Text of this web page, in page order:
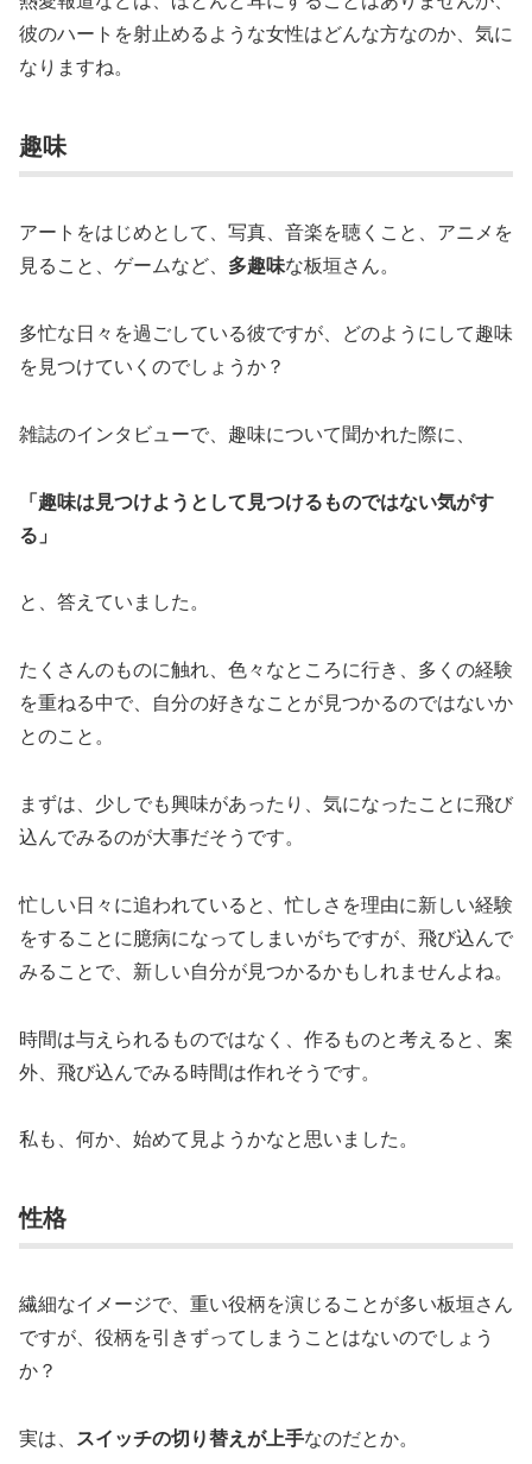
彼のハートを射止めるような女性はどんな方なのか、気に
なりますね。
趣味
アートをはじめとして、写真、音楽を聴くこと、アニメを
見ること、ゲームなど、 多趣味な板垣さん。
多忙な日々を過ごしている彼ですが、どのようにして趣味
を見つけていくのでしょうか？
雑誌のインタビューで、趣味について聞かれた際に、
「趣味は見つけようとして見つけるものではない気がす
る」
と、答えていました。
たくさんのものに触れ、色々なところに行き、多くの経験
を重ねる中で、自分の好きなことが見つかるのではないか
とのこと。
まずは、少しでも興味があったり、気になったことに飛び
込んでみるのが大事だそうです。
忙しい日々に追われていると、忙しさを理由に新しい経験
をすることに臆病になってしまいがちですが、飛び込んで
みることで、新しい自分が見つかるかもしれませんよね。
時間は与えられるものではなく、作るものと考えると、案
外、飛び込んでみる時間は作れそうです。
私も、何か、始めて見ようかなと思いました。
性格
繊細なイメージで、重い役柄を演じることが多い板垣さん
ですが、役柄を引きずってしまうことはないのでしょう
か？
実は、 スイッチの切り替えが上手なのだとか。